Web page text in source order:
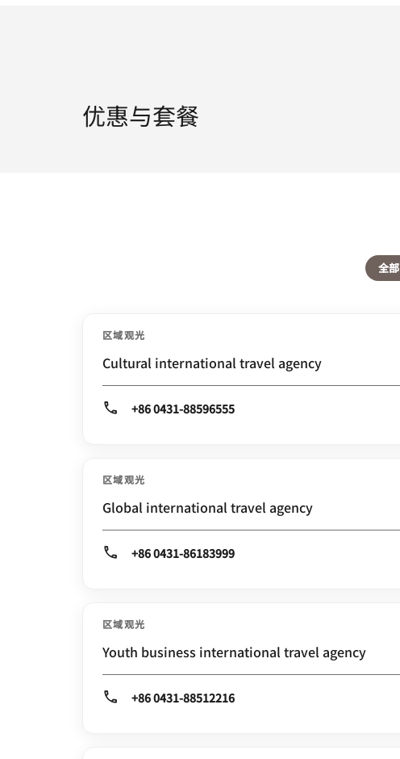
优惠与套餐
全部
区域观光
Cultural international travel agency
+86 0431-88596555
区域观光
Global international travel agency
+86 0431-86183999
区域观光
Youth business international travel agency
+86 0431-88512216